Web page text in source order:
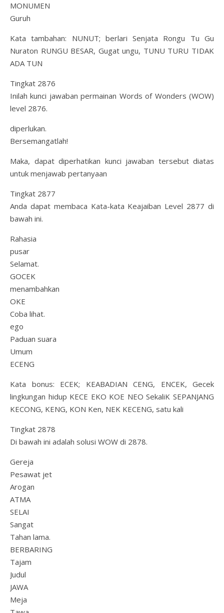
MONUMEN
Guruh
Kata tambahan: NUNUT; berlari Senjata Rongu Tu Gu
Nuraton RUNGU BESAR, Gugat ungu, TUNU TURU TIDAK
ADA TUN
Tingkat 2876
Inilah kunci jawaban permainan Words of Wonders (WOW)
level 2876.
diperlukan.
Bersemangatlah!
Maka, dapat diperhatikan kunci jawaban tersebut diatas
untuk menjawab pertanyaan
Tingkat 2877
Anda dapat membaca Kata-kata Keajaiban Level 2877 di
bawah ini.
Rahasia
pusar
Selamat.
GOCEK
menambahkan
OKE
Coba lihat.
ego
Paduan suara
Umum
ECENG
Kata bonus: ECEK; KEABADIAN CENG, ENCEK, Gecek
lingkungan hidup KECE EKO KOE NEO SekaliK SEPANJANG
KECONG, KENG, KON Ken, NEK KECENG, satu kali
Tingkat 2878
Di bawah ini adalah solusi WOW di 2878.
Gereja
Pesawat jet
Arogan
ATMA
SELAI
Sangat
Tahan lama.
BERBARING
Tajam
Judul
JAWA
Meja